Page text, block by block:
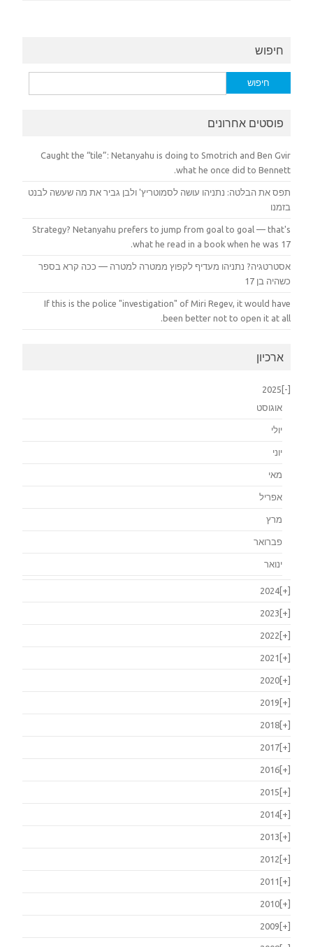
חיפוש
חיפוש:
פוסטים אחרונים
Caught the “tile”: Netanyahu is doing to Smotrich and Ben Gvir
what he once did to Bennett.
תפס את הבלטה: נתניהו עושה לסמוטריץ' ולבן גביר את מה שעשה לבנט
בזמנו
Strategy? Netanyahu prefers to jump from goal to goal — that's
what he read in a book when he was 17.
אסטרטגיה? נתניהו מעדיף לקפוץ ממטרה למטרה — ככה קרא בספר
כשהיה בן 17
If this is the police "investigation" of Miri Regev, it would have
been better not to open it at all.
ארכיון
[-]
2025
אוגוסט
יולי
יוני
מאי
אפריל
מרץ
פברואר
ינואר
[+]
2024
[+]
2023
[+]
2022
[+]
2021
[+]
2020
[+]
2019
[+]
2018
[+]
2017
[+]
2016
[+]
2015
[+]
2014
[+]
2013
[+]
2012
[+]
2011
[+]
2010
[+]
2009